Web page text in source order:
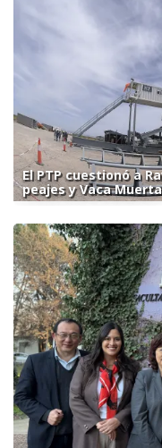
El PTP cuestionó a
peajes y Vaca Muerta